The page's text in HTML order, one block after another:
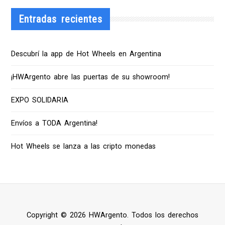
Entradas recientes
Descubrí la app de Hot Wheels en Argentina
¡HWArgento abre las puertas de su showroom!
EXPO SOLIDARIA
Envíos a TODA Argentina!
Hot Wheels se lanza a las cripto monedas
Copyright © 2026 HWArgento. Todos los derechos